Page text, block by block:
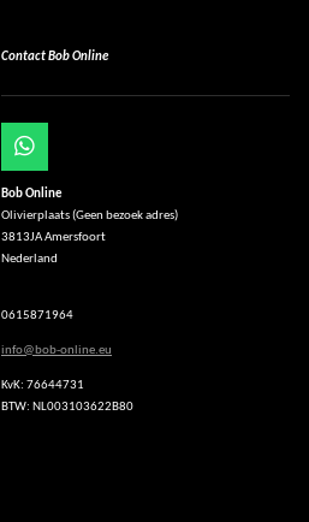
Contact Bob Online
W
h
a
t
s
A
p
Bob Online
Olivierplaats (Geen bezoek adres)
3813JA Amersfoort
Nederland
0615871964
info@bob-online.eu
KvK: 76644731
BTW: NL003103622B80